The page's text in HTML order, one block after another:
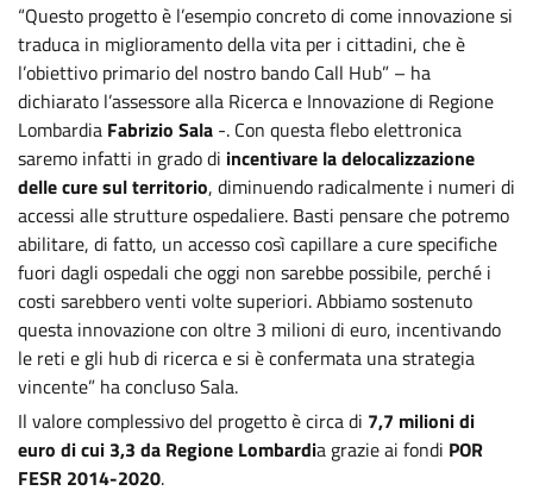
“Questo progetto è l’esempio concreto di come innovazione si
traduca in miglioramento della vita per i cittadini, che è
l’obiettivo primario del nostro bando Call Hub” – ha
dichiarato l’assessore alla Ricerca e Innovazione di Regione
Lombardia Fabrizio Sala -. Con questa flebo elettronica
saremo infatti in grado di incentivare la delocalizzazione
delle cure sul territorio, diminuendo radicalmente i numeri di
accessi alle strutture ospedaliere. Basti pensare che potremo
abilitare, di fatto, un accesso così capillare a cure specifiche
fuori dagli ospedali che oggi non sarebbe possibile, perché i
costi sarebbero venti volte superiori. Abbiamo sostenuto
questa innovazione con oltre 3 milioni di euro, incentivando
le reti e gli hub di ricerca e si è confermata una strategia
vincente” ha concluso Sala.
Il valore complessivo del progetto è circa di 7,7 milioni di
euro di cui 3,3 da Regione Lombardia grazie ai fondi POR
FESR 2014-2020.